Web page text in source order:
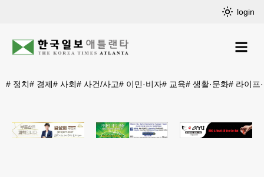
login
# 정치# 경제# 사회# 사건/사고# 이민·비자# 교육# 생활·문화# 라이프